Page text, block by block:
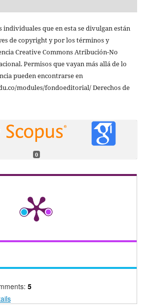
que en esta se divulgan están
de copyright y por los términos y
Creative Commons Atribución-No
Permisos que vayan más allá de lo
pueden encontrarse en
modules/fondoeditorial/ Derechos de
0
5